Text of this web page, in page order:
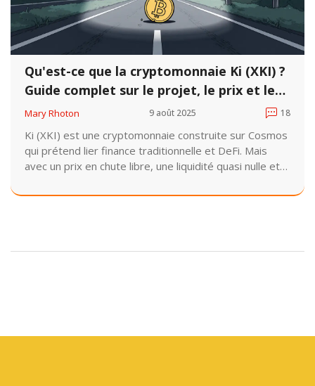
Qu'est-ce que la cryptomonnaie Ki (XKI) ?
Guide complet sur le projet, le prix et les
risques
Mary Rhoton 9 août 2025 18
Ki (XKI) est une cryptomonnaie construite sur Cosmos
qui prétend lier finance traditionnelle et DeFi. Mais
avec un prix en chute libre, une liquidité quasi nulle et
fantôme qu'une opportunité.